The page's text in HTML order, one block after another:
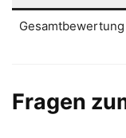
Gesamtbewertung
Fragen